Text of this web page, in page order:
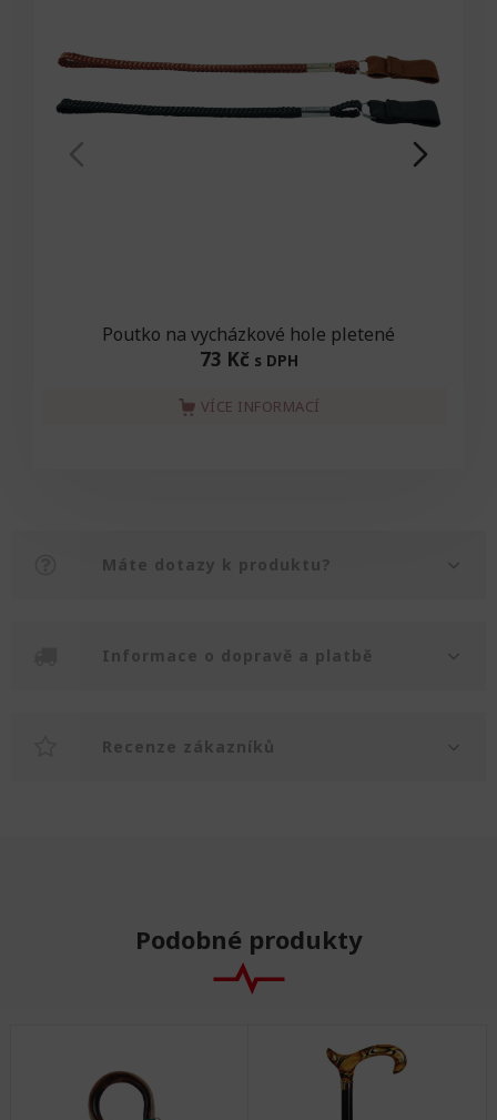
Poutko na vycházkové hole pletené
73 Kč s DPH
VÍCE INFORMACÍ
Máte dotazy k produktu?
Informace o dopravě a platbě
Recenze zákazníků
Podobné produkty